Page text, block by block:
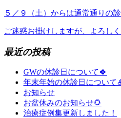
５／９（土）からは通常通りの
ご迷惑お掛けしますが、よろしく
最近の投稿
GWの休診日について🍀
年末年始の休診日について
お知らせ
お盆休みのお知らせ🌻
治療症例集更新しました！